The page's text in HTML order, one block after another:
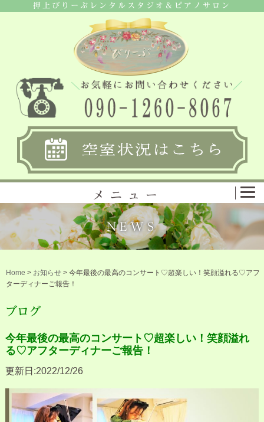
押上びりーぶレンタルスタジオ＆ピアノサロン
メニュー
NEWS
Home > お知らせ > 今年最後の最高のコンサート♡超楽しい！笑顔溢れる♡アフ
ターディナーご報告！
ブログ
今年最後の最高のコンサート♡超楽しい！笑顔溢れ
る♡アフターディナーご報告！
更新日:2022/12/26